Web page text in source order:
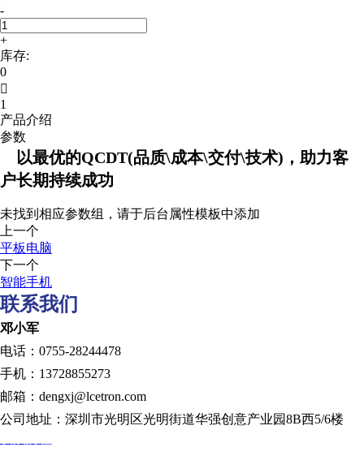
-
+
库存:
0

1
产品介绍
参数
以最优的QCDT(品质\成本\交付\技术)，助力客
户长期持续成功
未找到相应参数组，请于后台属性模板中添加
上一个
平板电脑
下一个
智能手机
联系我们
邓小军
电话：0755-28244478
手机：13728855273
邮箱：dengxj@lcetron.com
公司地址：深圳市光明区光明街道华强创意产业园8B西5/6楼